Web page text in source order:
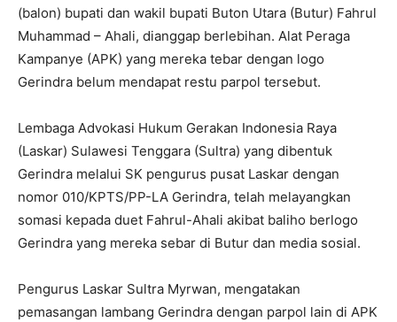
(balon) bupati dan wakil bupati Buton Utara (Butur) Fahrul
Muhammad – Ahali, dianggap berlebihan. Alat Peraga
Kampanye (APK) yang mereka tebar dengan logo
Gerindra belum mendapat restu parpol tersebut.
Lembaga Advokasi Hukum Gerakan Indonesia Raya
(Laskar) Sulawesi Tenggara (Sultra) yang dibentuk
Gerindra melalui SK pengurus pusat Laskar dengan
nomor 010/KPTS/PP-LA Gerindra, telah melayangkan
somasi kepada duet Fahrul-Ahali akibat baliho berlogo
Gerindra yang mereka sebar di Butur dan media sosial.
Pengurus Laskar Sultra Myrwan, mengatakan
pemasangan lambang Gerindra dengan parpol lain di APK